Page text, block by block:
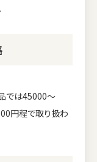
では45000～
円程で取り扱わ